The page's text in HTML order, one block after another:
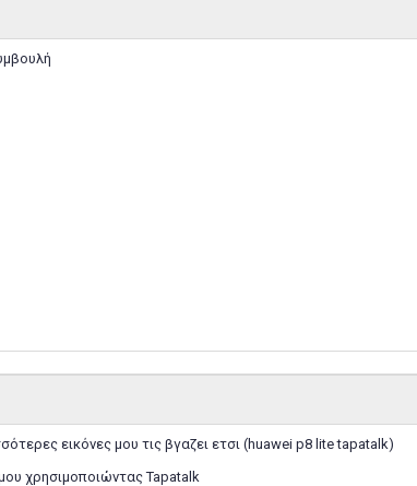
εικόνες μου τις βγαζει ετσι (huawei p8 lite tapatalk)
χρησιμοποιώντας Tapatalk